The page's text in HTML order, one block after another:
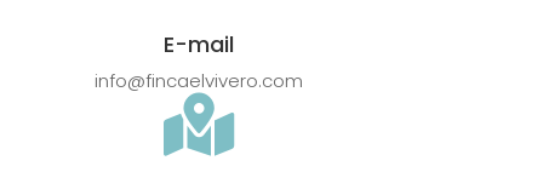
E-mail
info@fincaelvivero.com
